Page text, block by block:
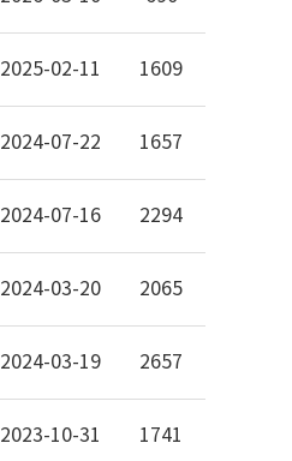
2025-02-11 1609
2024-07-22 1657
2024-07-16 2294
2024-03-20 2065
2024-03-19 2657
2023-10-31 1741